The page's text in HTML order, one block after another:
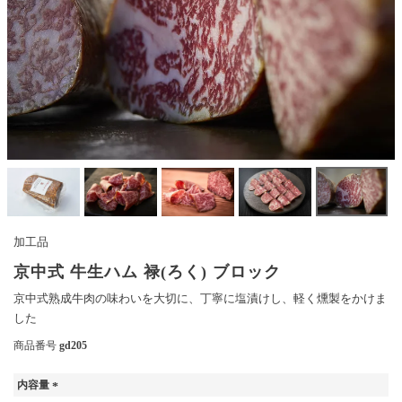
加工品
京中式 牛生ハム 禄(ろく) ブロック
京中式熟成牛肉の味わいを大切に、丁寧に塩漬けし、軽く燻製をかけま
した
商品番号 gd205
内容量